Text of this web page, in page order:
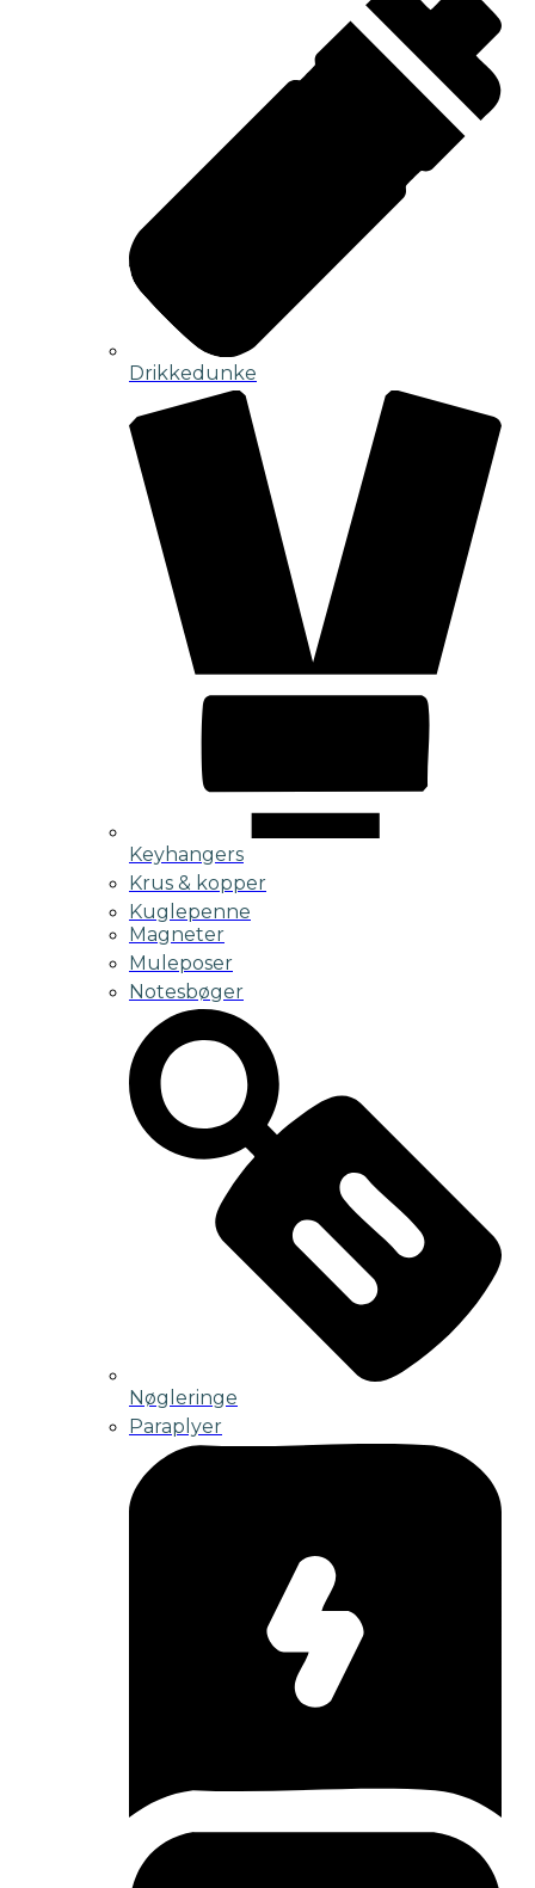
Drikkedunke
Keyhangers
Krus & kopper
Kuglepenne
Magneter
Muleposer
Notesbøger
Nøgleringe
Paraplyer